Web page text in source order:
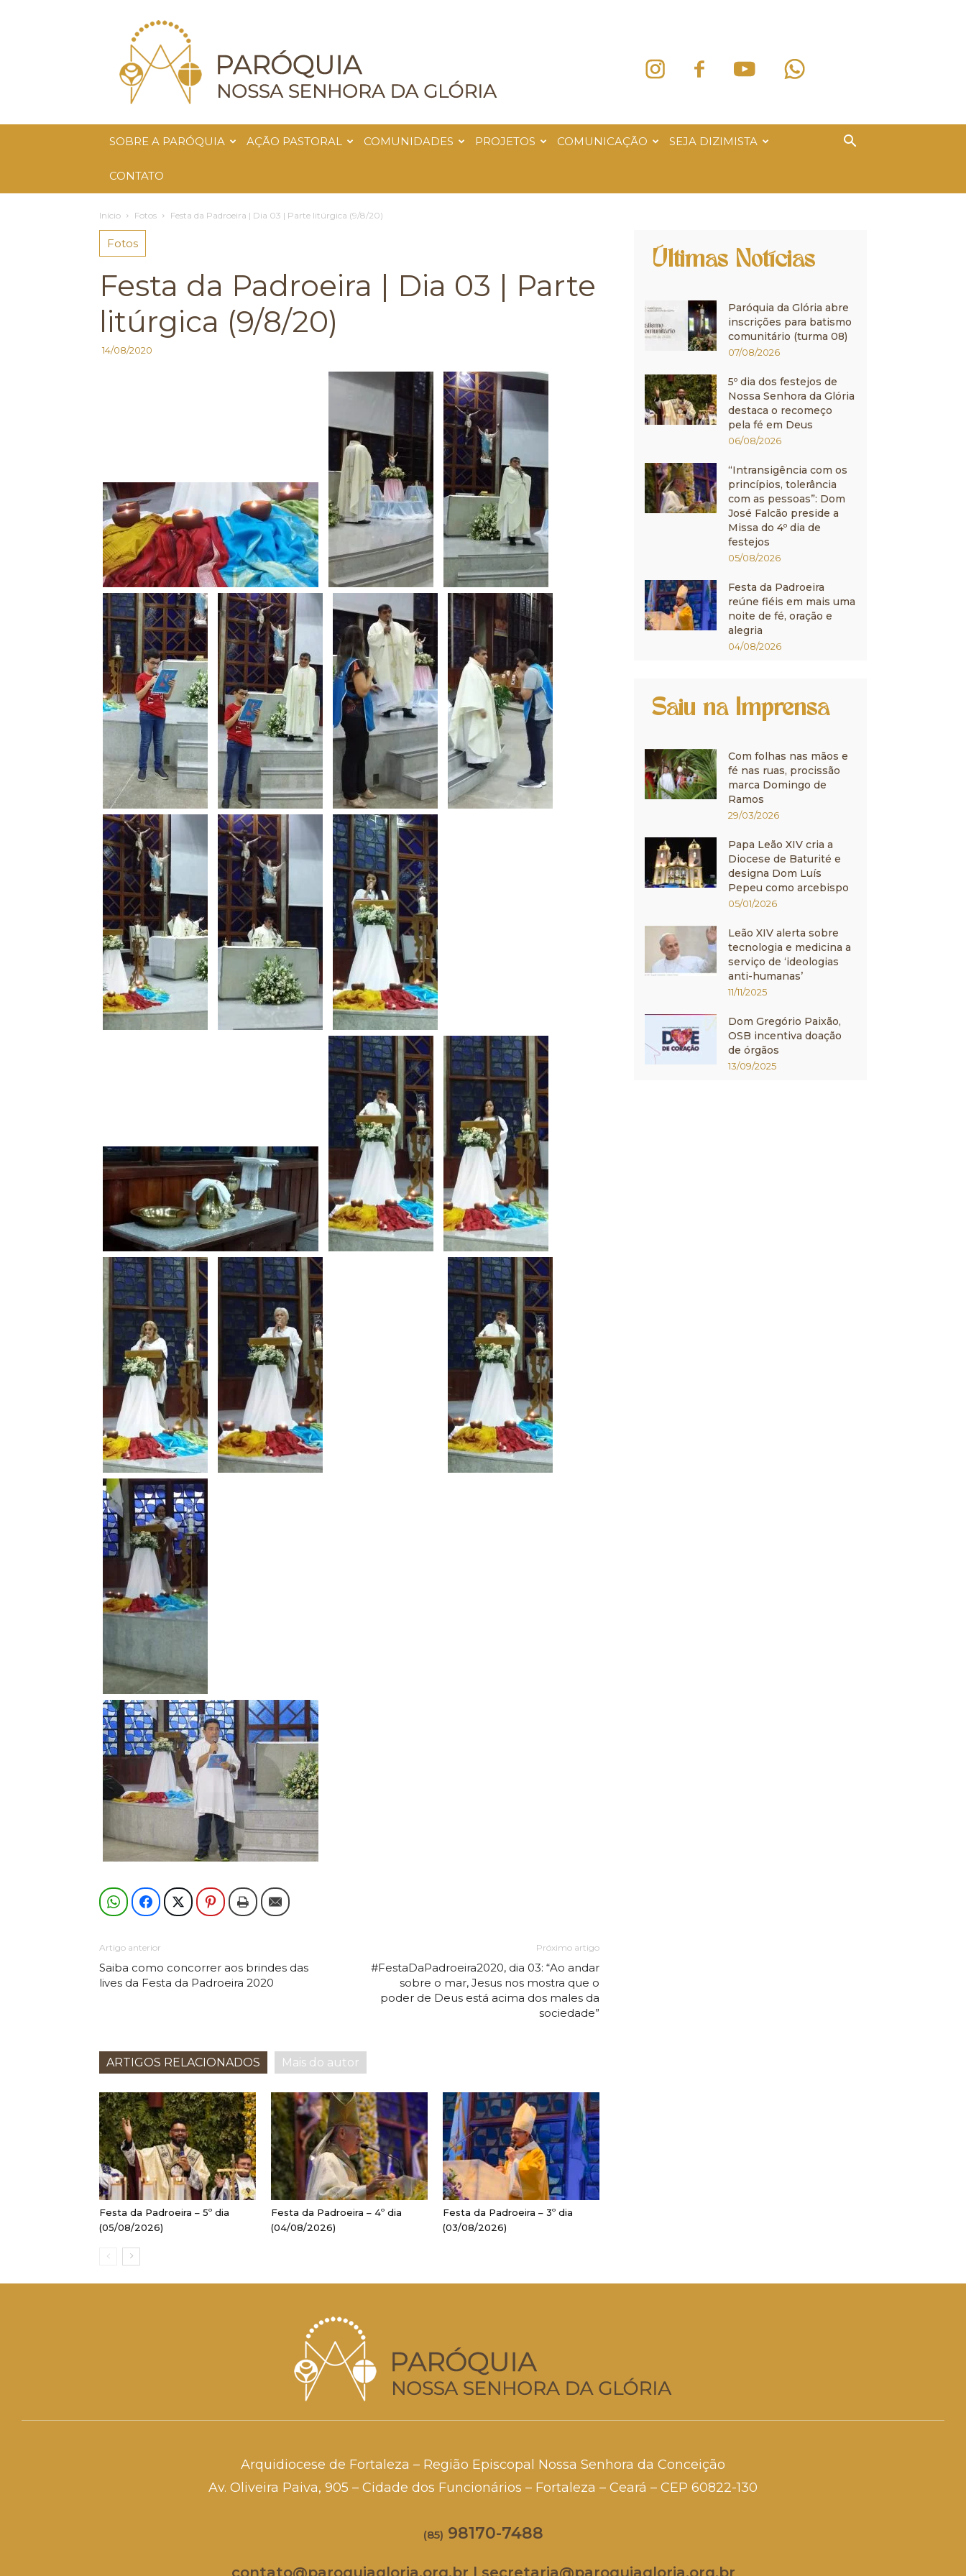
Paróquia
Nossa
Senhora
da
Glória
SOBRE A PARÓQUIA AÇÃO PASTORAL COMUNIDADES PROJETOS COMUNICAÇÃO SEJA DIZIMISTA
CONTATO
Início Fotos Festa da Padroeira | Dia 03 | Parte litúrgica (9/8/20)
Fotos
Festa da Padroeira | Dia 03 | Parte
litúrgica (9/8/20)
14/08/2020
Artigo anterior
Saiba como concorrer aos brindes das
lives da Festa da Padroeira 2020
Próximo artigo
#FestaDaPadroeira2020, dia 03: “Ao andar
sobre o mar, Jesus nos mostra que o
poder de Deus está acima dos males da
sociedade”
ARTIGOS RELACIONADOS Mais do autor
Festa da Padroeira – 5º dia
(05/08/2026)
Festa da Padroeira – 4º dia
(04/08/2026)
Festa da Padroeira – 3º dia
(03/08/2026)
Últimas Notícias
Paróquia da Glória abre
inscrições para batismo
comunitário (turma 08)
07/08/2026
5º dia dos festejos de
Nossa Senhora da Glória
destaca o recomeço
pela fé em Deus
06/08/2026
“Intransigência com os
princípios, tolerância
com as pessoas”: Dom
José Falcão preside a
Missa do 4º dia de
festejos
05/08/2026
Festa da Padroeira
reúne fiéis em mais uma
noite de fé, oração e
alegria
04/08/2026
Saiu na Imprensa
Com folhas nas mãos e
fé nas ruas, procissão
marca Domingo de
Ramos
29/03/2026
Papa Leão XIV cria a
Diocese de Baturité e
designa Dom Luís
Pepeu como arcebispo
05/01/2026
Leão XIV alerta sobre
tecnologia e medicina a
serviço de ‘ideologias
anti-humanas’
11/11/2025
Dom Gregório Paixão,
OSB incentiva doação
de órgãos
13/09/2025
Arquidiocese de Fortaleza – Região Episcopal Nossa Senhora da Conceição
Av. Oliveira Paiva, 905 – Cidade dos Funcionários – Fortaleza – Ceará – CEP 60822-130
(85) 98170-7488
contato@paroquiagloria.org.br | secretaria@paroquiagloria.org.br